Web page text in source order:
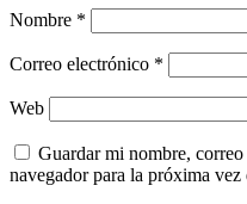
Nombre *
Correo electrónico *
Web
Guardar mi nombre,
navegador para la próxima